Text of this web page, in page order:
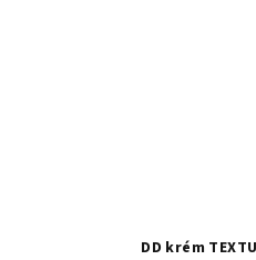
DD krém